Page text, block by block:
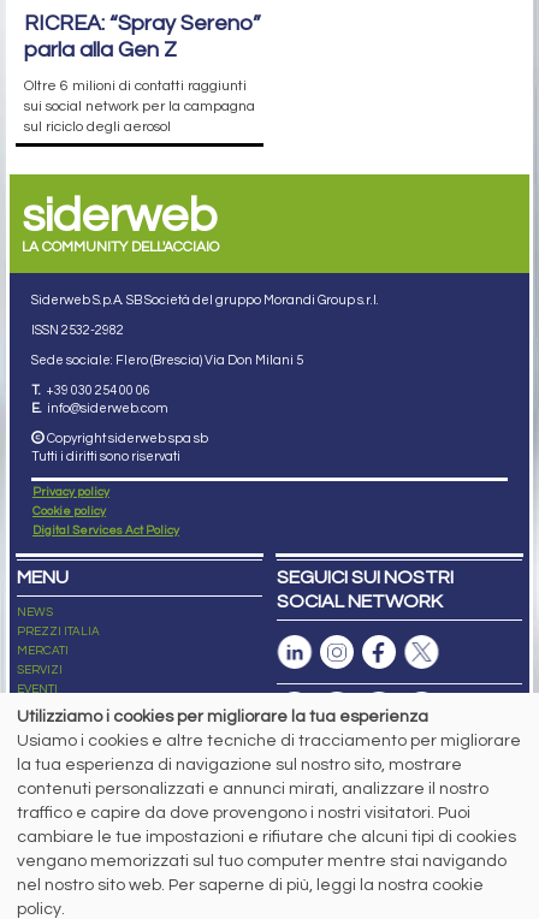
RICREA: “Spray Sereno”
parla alla Gen Z
Oltre 6 milioni di contatti raggiunti
sui social network per la campagna
sul riciclo degli aerosol
siderweb
LA COMMUNITY DELL'ACCIAIO
Siderweb S.p.A. SB Società del gruppo Morandi Group s.r.l.
ISSN 2532-2982
Sede sociale: Flero (Brescia) Via Don Milani 5
T. +39 030 254 00 06
E. info@siderweb.com
Copyright siderweb spa sb
Tutti i diritti sono riservati
Privacy policy
Cookie policy
Digital Services Act Policy
MENU
NEWS
PREZZI ITALIA
MERCATI
SERVIZI
EVENTI
ABBONAMENTI
NEWSLETTER
SEGUICI SUI NOSTRI
SOCIAL NETWORK
Capitale Sociale: 190.000€ interamente versato
Registro delle Imprese di Brescia
Codice Fiscale e Partita I.V.A.:IT03562320170
R.E.A. n. 419331
www.siderweb.com: Autorizzazione del Tribunale di Brescia n. 11/2004 del 17
marzo 2004, Iscrizione al R.O.C. n. 26116.
Direttrice Responsabile:
Utilizziamo i cookies per migliorare la tua esperienza
Usiamo i cookies e altre tecniche di tracciamento per migliorare
la tua esperienza di navigazione sul nostro sito, mostrare
contenuti personalizzati e annunci mirati, analizzare il nostro
traffico e capire da dove provengono i nostri visitatori. Puoi
cambiare le tue impostazioni e rifiutare che alcuni tipi di cookies
vengano memorizzati sul tuo computer mentre stai navigando
nel nostro sito web. Per saperne di più, leggi la nostra cookie
policy.